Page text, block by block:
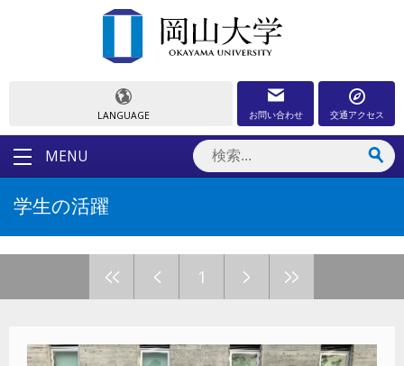
LANGUAGE お問い合わせ 交通アクセス
MENU
学生の活躍
<< < 1 > >>